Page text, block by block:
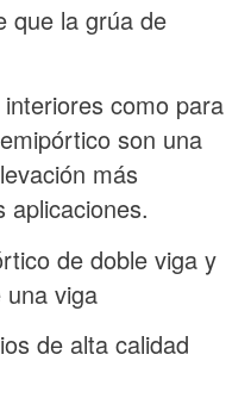
que la grúa de
como para
son una
más
aplicaciones.
de doble viga y
viga
de alta calidad